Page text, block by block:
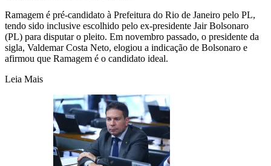
Ramagem é pré-candidato à Prefeitura do Rio de Janeiro pelo PL,
tendo sido inclusive escolhido pelo ex-presidente Jair Bolsonaro
(PL) para disputar o pleito. Em novembro passado, o presidente da
sigla, Valdemar Costa Neto, elogiou a indicação de Bolsonaro e
afirmou que Ramagem é o candidato ideal.
Leia Mais